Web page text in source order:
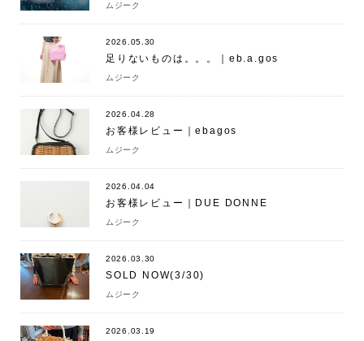
ムジーク
2026.05.30
足りないものは。。。｜eb.a.gos
ムジーク
2026.04.28
お客様レビュー｜ebagos
ムジーク
2026.04.04
お客様レビュー｜DUE DONNE
ムジーク
2026.03.30
SOLD NOW(3/30)
ムジーク
2026.03.19